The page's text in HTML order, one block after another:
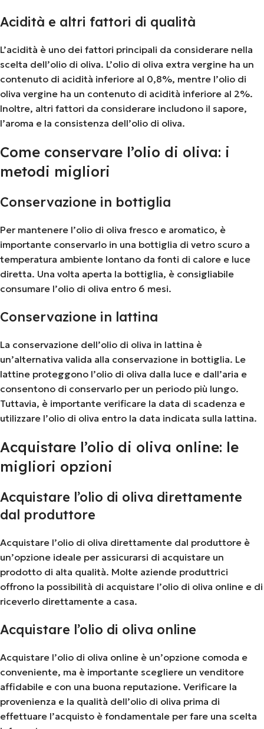
Acidità e altri fattori di qualità
L’acidità è uno dei fattori principali da considerare nella
scelta dell’olio di oliva. L’olio di oliva extra vergine ha un
contenuto di acidità inferiore al 0,8%, mentre l’olio di
oliva vergine ha un contenuto di acidità inferiore al 2%.
Inoltre, altri fattori da considerare includono il sapore,
l’aroma e la consistenza dell’olio di oliva.
Come conservare l’olio di oliva: i
metodi migliori
Conservazione in bottiglia
Per mantenere l’olio di oliva fresco e aromatico, è
importante conservarlo in una bottiglia di vetro scuro a
temperatura ambiente lontano da fonti di calore e luce
diretta. Una volta aperta la bottiglia, è consigliabile
consumare l’olio di oliva entro 6 mesi.
Conservazione in lattina
La conservazione dell’olio di oliva in lattina è
un’alternativa valida alla conservazione in bottiglia. Le
lattine proteggono l’olio di oliva dalla luce e dall’aria e
consentono di conservarlo per un periodo più lungo.
Tuttavia, è importante verificare la data di scadenza e
utilizzare l’olio di oliva entro la data indicata sulla lattina.
Acquistare l’olio di oliva online: le
migliori opzioni
Acquistare l’olio di oliva direttamente
dal produttore
Acquistare l’olio di oliva direttamente dal produttore è
un’opzione ideale per assicurarsi di acquistare un
prodotto di alta qualità. Molte aziende produttrici
offrono la possibilità di acquistare l’olio di oliva online e di
riceverlo direttamente a casa.
Acquistare l’olio di oliva online
Acquistare l’olio di oliva online è un’opzione comoda e
conveniente, ma è importante scegliere un venditore
affidabile e con una buona reputazione. Verificare la
provenienza e la qualità dell’olio di oliva prima di
effettuare l’acquisto è fondamentale per fare una scelta